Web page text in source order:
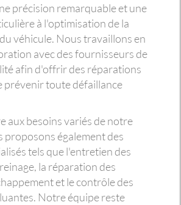
précision remarquable et une
à l'optimisation de la
véhicule. Nous travaillons en
avec des fournisseurs de
afin d'offrir des réparations
prévenir toute défaillance
aux besoins variés de notre
proposons également des
tels que l'entretien des
la réparation des
et le contrôle des
Notre équipe reste